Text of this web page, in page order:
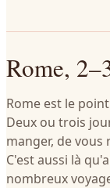
Rome,
Rome est le
Deux ou trois
manger, de
C'est aussi là
nombreux